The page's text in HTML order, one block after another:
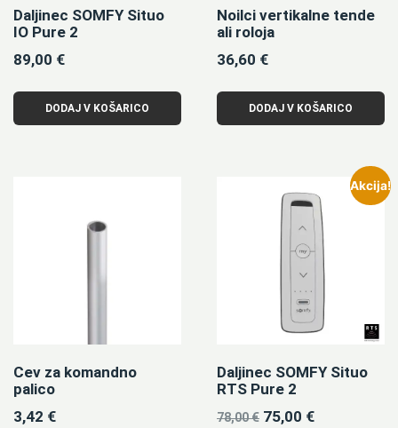
Daljinec SOMFY Situo
IO Pure 2
89,00 €
DODAJ V KOŠARICO
Noilci vertikalne tende
ali roloja
36,60 €
DODAJ V KOŠARICO
Cev za komandno
palico
3,42 €
Akcija!
Daljinec SOMFY Situo
RTS Pure 2
78,00€ 75,00 €